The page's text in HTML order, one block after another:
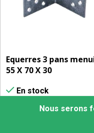
Nous serons
Equerres 3 pans
55 X 70 X 30
En stock
0